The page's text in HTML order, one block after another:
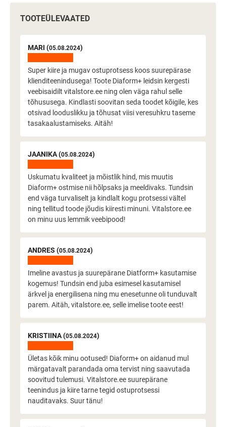
TOOTEÜLEVAATED
MARI (05.08.2024)
Super kiire ja mugav ostuprotsess koos suurepärase
klienditeenindusega! Toote Diaform+ leidsin kergesti
veebisaidilt vitalstore.ee ning olen väga rahul selle
tõhususega. Kindlasti soovitan seda toodet kõigile, kes
otsivad looduslikku ja tõhusat viisi veresuhkru taseme
tasakaalustamiseks. Aitäh!
JAANIKA (05.08.2024)
Uskumatu kvaliteet ja mõistlik hind, mis muutis
Diaform+ ostmise nii hõlpsaks ja meeldivaks. Tundsin
end väga turvaliselt ja kindlalt kogu protsessi vältel
ning tellitud toode jõudis kiiresti minuni. Vitalstore.ee
on minu uus lemmik veebipood!
ANDRES (05.08.2024)
Imeline avastus ja suurepärane Diatform+ kasutamise
kogemus! Tundsin end juba esimesel kasutamisel
ärkvel ja energilisena ning mu enesetunne oli tunduvalt
parem. Aitäh, vitalstore.ee, selle imelise toote eest!
KRISTIINA (05.08.2024)
Ületas kõik minu ootused! Diaform+ on aidanud mul
märgatavalt parandada oma tervist ning saavutada
soovitud tulemusi. Vitalstore.ee suurepärane
teenindus ja kiire tarne tegid ostuprotsessi
nauditavaks. Suur tänu!